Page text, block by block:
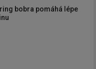
bobra pomáhá lépe